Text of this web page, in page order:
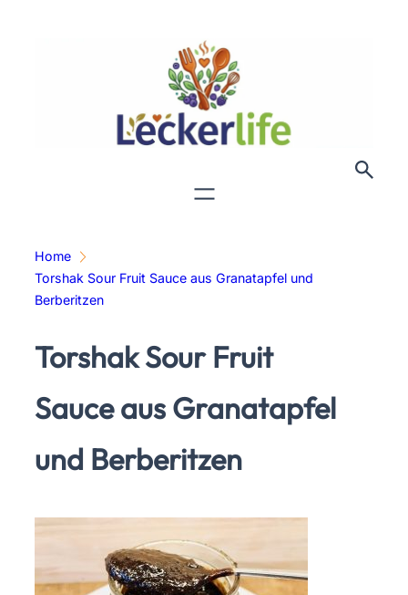
Home
Torshak Sour Fruit Sauce aus Granatapfel und
Berberitzen
Torshak Sour Fruit
Sauce aus Granatapfel
und Berberitzen